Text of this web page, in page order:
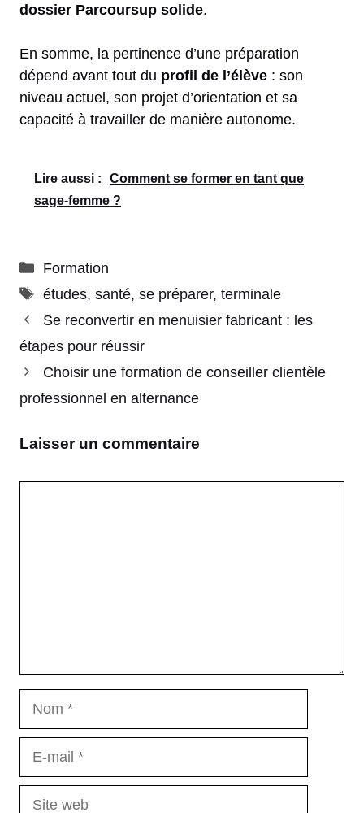
dossier Parcoursup solide.
En somme, la pertinence d’une préparation
dépend avant tout du profil de l’élève : son
niveau actuel, son projet d’orientation et sa
capacité à travailler de manière autonome.
Lire aussi :
Comment se former en tant que
sage-femme ?
Catégories
Formation
Étiquettes
études, santé, se préparer, terminale
Se reconvertir en menuisier fabricant : les
étapes pour réussir
Choisir une formation de conseiller clientèle
professionnel en alternance
Laisser un commentaire